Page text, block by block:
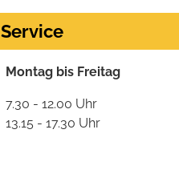
Service
Montag bis Freitag
7.30 - 12.00 Uhr
13.15 - 17.30 Uhr